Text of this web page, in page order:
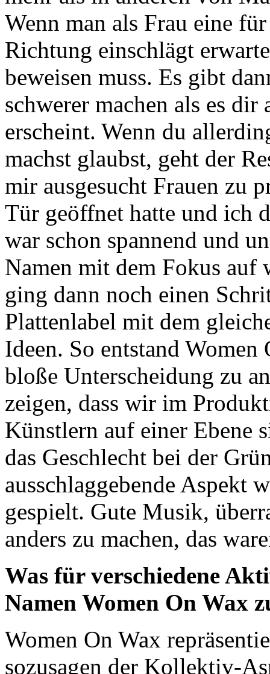
Wenn man als Frau eine
Richtung einschlägt
beweisen muss. Es gibt
schwerer machen als es dir
erscheint. Wenn du
machst glaubst, geht der
mir ausgesucht Frauen zu
Tür geöffnet hatte und ich
war schon spannend und
Namen mit dem Fokus auf
ging dann noch einen
Plattenlabel mit dem
Ideen. So entstand
bloße Unterscheidung zu
zeigen, dass wir im
Künstlern auf einer Ebene
das Geschlecht bei der
ausschlaggebende Aspekt
gespielt. Gute Musik,
anders zu machen, das
Was für verschiedene
Namen Women On Wax
Women On Wax
sozusagen der Kollektiv-